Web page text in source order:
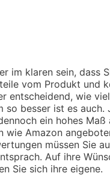
klaren sein, dass
vom Produkt und
entscheidend, wie
besser ist es
ein hohes Maß
Amazon
müssen Sie
Auf ihre
Sie sich ihre eigene.